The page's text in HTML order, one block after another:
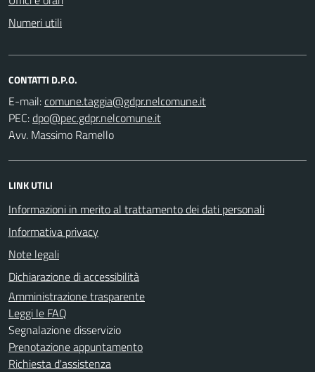
Numeri utili
CONTATTI D.P.O.
E-mail:
PEC:
Avv. Massimo Ramello
LINK UTILI
Informazioni in merito al trattamento dei dati personali
Informativa privacy
Note legali
Dichiarazione di accessibilità
Amministrazione trasparente
Leggi le FAQ
Segnalazione disservizio
Prenotazione appuntamento
Richiesta d'assistenza